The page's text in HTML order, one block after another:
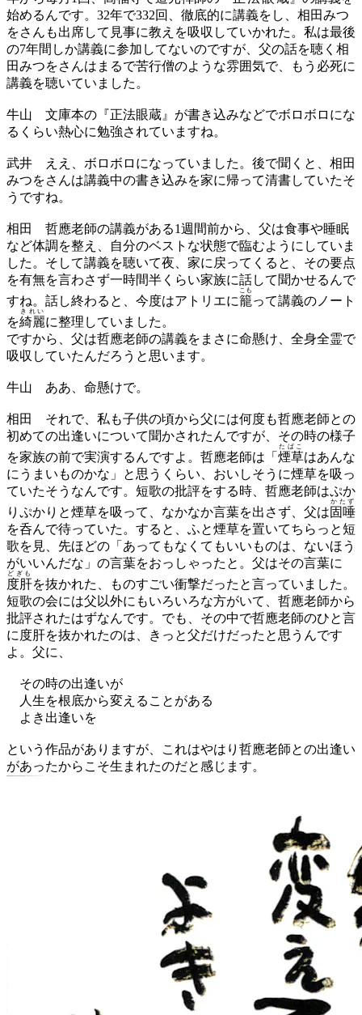
始めるんです。32年で332回、徹底的に講義をし、相田みつ
をさんも出席して見事に教えを吸収していかれた。私は最後
の7年間しか講義に参加してないのですが、父の話を聴く相
田みつをさんはまるで苦行僧のような雰囲気で、もう必死に
講義を聴いていました。
牛山 文庫本の『正法眼蔵』が書き込みなどでボロボロにな
るくらい熱心に勉強されていますね。
武井 ええ、ボロボロになっていました。後で聞くと、相田
みつをさんは講義中の書き込みを家に帰って清書していたそ
うですね。
相田
哲應老師の講義がある1週間前から、父は食事や睡眠
など体調を整え、自分のベストな状態で臨むようにしていま
した。そして講義を聴いて夜、家に戻ってくると、その要点
を有無を言わさず一時間半くらい家族に話して聞かせるんで
すね。話し終わると、今度はアトリエに籠
こも
って講義のノート
を綺麗
きれい
に整理していました。
ですから、父は哲應老師の講義をまさに命懸け、全身全霊で
吸収していたんだろうと思います。
牛山 ああ、命懸けで。
相田
それで、私も子供の頃から父には何度も哲應老師との
初めての出逢いについて聞かされたんですが、その時の様子
を家族の前で実演するんですよ。哲應老師は「 煙草
たばこ
はあんな
にうまいものかな」と思うくらい、おいしそうに煙草を吸っ
ていたそうなんです。短歌の批評をする時、哲應老師はぷか
りぷかりと煙草を吸って、なかなか言葉を出さず、父は固唾
かたず
を呑んで待っていた。すると、ふと煙草を置いてちらっと短
歌を見、先ほどの「あってもなくてもいいものは、ないほう
がいいんだな」の言葉をおっしゃったと。父はその言葉に
度肝
どぎも
を抜かれた、ものすごい衝撃だったと言っていました。
短歌の会には父以外にもいろいろな方がいて、哲應老師から
批評されたはずなんです。でも、その中で哲應老師のひと言
に度肝を抜かれたのは、きっと父だけだったと思うんです
よ。父に、
その時の出逢いが
人生を根底から変えることがある
よき出逢いを
という作品がありますが、これはやはり哲應老師との出逢い
があったからこそ生まれたのだと感じます。